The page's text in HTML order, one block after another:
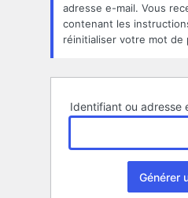
adresse e-mail. Vous
contenant les
réinitialiser votre mot de
Identifiant ou adresse